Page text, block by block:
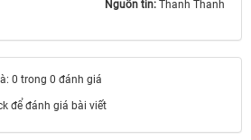
Nguồn tin: Thanh Thanh
0 trong 0 đánh giá
để đánh giá bài viết